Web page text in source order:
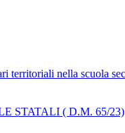
nella scuola
STATALI ( D.M. 65/23)